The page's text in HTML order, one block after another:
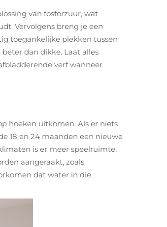
van fosforzuur, wat
Vervolgens breng je een
toegankelijke plekken tussen
dan dikke. Laat alles
verf wanneer
hoeken uitkomen. Als er niets
18 en 24 maanden een nieuwe
is er meer speelruimte,
aangeraakt, zoals
dat water in die